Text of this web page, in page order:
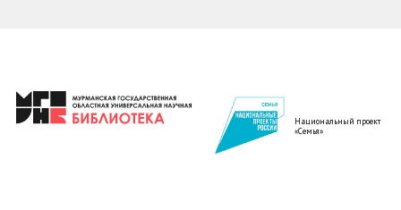
Национальный проект
«Семья»